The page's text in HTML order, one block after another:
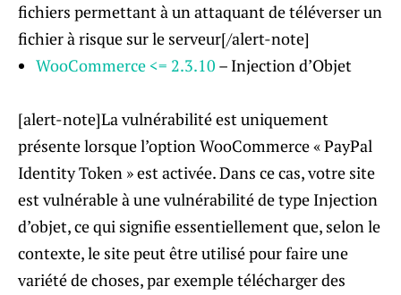
fichiers permettant à un attaquant de téléverser un
fichier à risque sur le serveur[/alert-note]
WooCommerce <= 2.3.10 – Injection d’Objet
[alert-note]La vulnérabilité est uniquement
présente lorsque l’option WooCommerce « PayPal
Identity Token » est activée. Dans ce cas, votre site
est vulnérable à une vulnérabilité de type Injection
d’objet, ce qui signifie essentiellement que, selon le
contexte, le site peut être utilisé pour faire une
variété de choses, par exemple télécharger des